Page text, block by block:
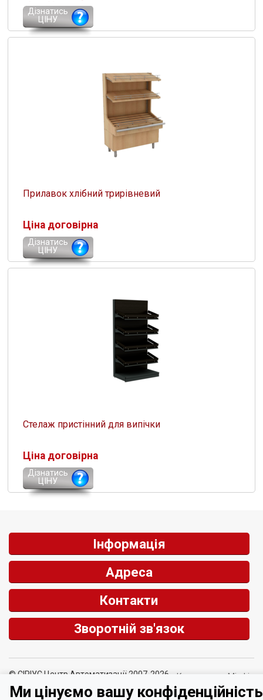
Дізнатись
ЦІНУ
Прилавок хлібний трирівневий
Ціна договірна
Дізнатись
ЦІНУ
Стелаж пристінний для випічки
Ціна договірна
Дізнатись
ЦІНУ
Інформація
Адреса
Контакти
Зворотній зв'язок
© СІРІУС Центр Автоматизації 2007-2026 Курси валют Мінфін
Ми цінуємо вашу конфіденційність